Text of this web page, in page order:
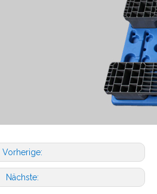
Vorherige:
Nächste: